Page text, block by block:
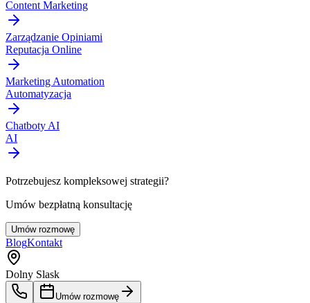
Content Marketing
Zarządzanie Opiniami
Reputacja Online
Marketing Automation
Automatyzacja
Chatboty AI
AI
Potrzebujesz kompleksowej strategii?
Umów bezpłatną konsultację
Umów rozmowę
BlogKontakt
Dolny Slask
Umów rozmowę